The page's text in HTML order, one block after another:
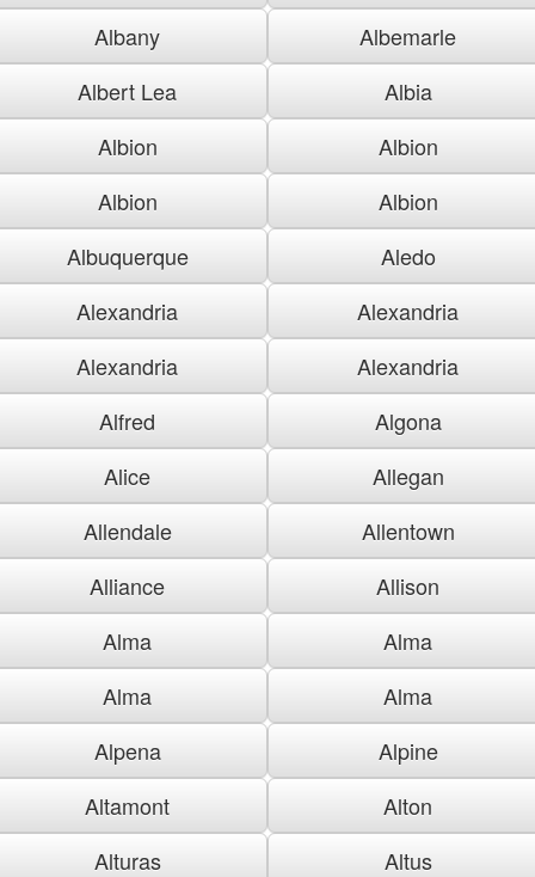
Albany
Albemarle
Albert Lea
Albia
Albion
Albion
Albion
Albion
Albuquerque
Aledo
Alexandria
Alexandria
Alexandria
Alexandria
Alfred
Algona
Alice
Allegan
Allendale
Allentown
Alliance
Allison
Alma
Alma
Alma
Alma
Alpena
Alpine
Altamont
Alton
Alturas
Altus